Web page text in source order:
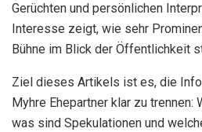
Gerüchten und persönlichen
Interesse zeigt, wie sehr
Bühne im Blick der Öffentlichkeit
Ziel dieses Artikels ist es, die
Myhre Ehepartner klar zu trennen:
was sind Spekulationen und